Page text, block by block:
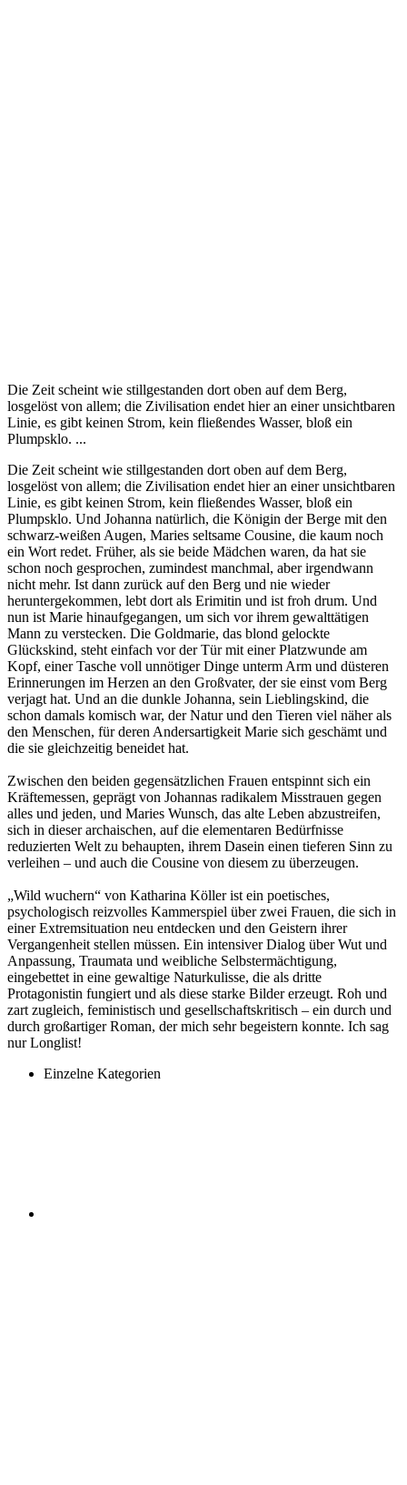
Die Zeit scheint wie stillgestanden dort oben auf dem Berg,
losgelöst von allem; die Zivilisation endet hier an einer unsichtbaren
Linie, es gibt keinen Strom, kein fließendes Wasser, bloß ein
Plumpsklo. ...
Die Zeit scheint wie stillgestanden dort oben auf dem Berg,
losgelöst von allem; die Zivilisation endet hier an einer unsichtbaren
Linie, es gibt keinen Strom, kein fließendes Wasser, bloß ein
Plumpsklo. Und Johanna natürlich, die Königin der Berge mit den
schwarz-weißen Augen, Maries seltsame Cousine, die kaum noch
ein Wort redet. Früher, als sie beide Mädchen waren, da hat sie
schon noch gesprochen, zumindest manchmal, aber irgendwann
nicht mehr. Ist dann zurück auf den Berg und nie wieder
heruntergekommen, lebt dort als Erimitin und ist froh drum. Und
nun ist Marie hinaufgegangen, um sich vor ihrem gewalttätigen
Mann zu verstecken. Die Goldmarie, das blond gelockte
Glückskind, steht einfach vor der Tür mit einer Platzwunde am
Kopf, einer Tasche voll unnötiger Dinge unterm Arm und düsteren
Erinnerungen im Herzen an den Großvater, der sie einst vom Berg
verjagt hat. Und an die dunkle Johanna, sein Lieblingskind, die
schon damals komisch war, der Natur und den Tieren viel näher als
den Menschen, für deren Andersartigkeit Marie sich geschämt und
die sie gleichzeitig beneidet hat.
Zwischen den beiden gegensätzlichen Frauen entspinnt sich ein
Kräftemessen, geprägt von Johannas radikalem Misstrauen gegen
alles und jeden, und Maries Wunsch, das alte Leben abzustreifen,
sich in dieser archaischen, auf die elementaren Bedürfnisse
reduzierten Welt zu behaupten, ihrem Dasein einen tieferen Sinn zu
verleihen – und auch die Cousine von diesem zu überzeugen.
„Wild wuchern“ von Katharina Köller ist ein poetisches,
psychologisch reizvolles Kammerspiel über zwei Frauen, die sich in
einer Extremsituation neu entdecken und den Geistern ihrer
Vergangenheit stellen müssen. Ein intensiver Dialog über Wut und
Anpassung, Traumata und weibliche Selbstermächtigung,
eingebettet in eine gewaltige Naturkulisse, die als dritte
Protagonistin fungiert und als diese starke Bilder erzeugt. Roh und
zart zugleich, feministisch und gesellschaftskritisch – ein durch und
durch großartiger Roman, der mich sehr begeistern konnte. Ich sag
nur Longlist!
Einzelne Kategorien